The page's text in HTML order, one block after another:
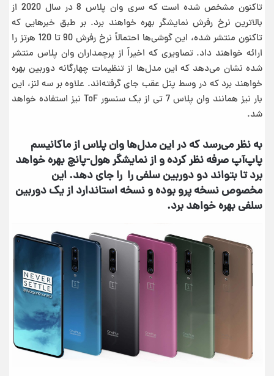
تاکنون مشخص شده است که سری وان پلاس 8 در سال 2020 از
بالاترین نرخ رفرش نمایشگر بهره خواهند برد. بر طبق خبرهایی که
تاکنون منتشر شده، این گوشی‌ها احتمالاً نرخ رفرش 90 تا 120 هرتز را
ارائه خواهند داد.تصاویری که اخیراً از پرچمداران وان پلاس منتشر
شده نشان می‌دهد که این مدل‌ها از تنظیمات چهارگانه دوربین بهره
خواهند برد که در وسط پنل عقب جای گرفته‌اند. علاوه بر سه لنز، این
بار نیز همانند وان پلاس 7 تی از یک سنسور ToF نیز استفاده خواهد
شد.
به نظر می‌رسد که در این مدل‌ها وان پلاس از ماکانیسم
پاپ‌آپ صرفه نظر کرده و از نمایشگر هول-پانچ بهره خواهد
برد تا بتواند دو دوربین سلفی را را جای دهد. این
مخصوص نسخه پرو بوده و نسخه استاندارد از یک دوربین
سلفی بهره خواهد برد.